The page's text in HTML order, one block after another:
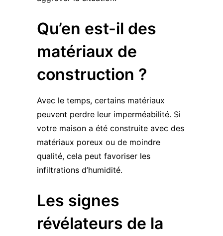
Qu’en est-il des
matériaux de
construction ?
Avec le temps, certains matériaux
peuvent perdre leur imperméabilité. Si
votre maison a été construite avec des
matériaux poreux ou de moindre
qualité, cela peut favoriser les
infiltrations d’humidité.
Les signes
révélateurs de la